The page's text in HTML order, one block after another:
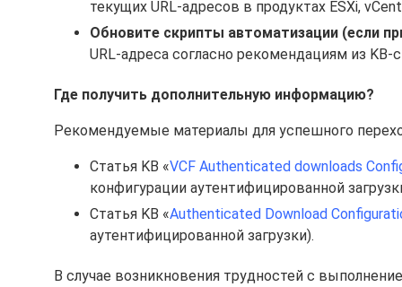
текущих URL-адресов в продуктах ESXi,
Обновите скрипты автоматизации (если
URL-адреса согласно рекомендациям из KB-
Где получить дополнительную информацию?
Рекомендуемые материалы для успешного
Статья KB «VCF Authenticated downloads
конфигурации аутентифицированной
Статья KB «Authenticated Download
аутентифицированной загрузки).
В случае возникновения трудностей с